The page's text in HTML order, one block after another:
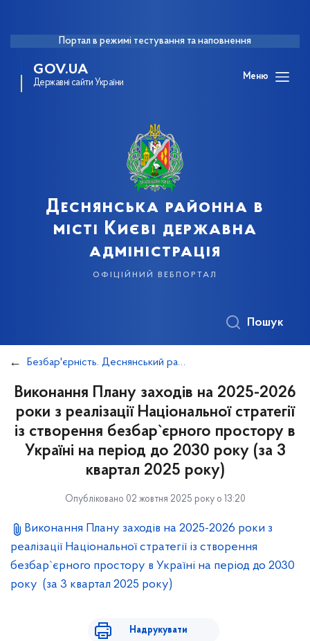
Портал в режимі тестування та наповнення
GOV.UA
Державні сайти України
Меню
Деснянська районна в
місті Києві державна
адміністрація
офіційний вебпортал
Пошук
Безбар'єрність. Деснянський район
Виконання Плану заходів на 2025-2026
роки з реалізації Національної стратегії
із створення безбар`єрного простору в
Україні на період до 2030 року (за 3
квартал 2025 року)
Опубліковано 02 жовтня 2025 року о 13:20
Виконання Плану заходів на 2025-2026 роки з
реалізації Національної стратегії із створення
безбар`єрного простору в Україні на період до 2030
року (за 3 квартал 2025 року)
Надрукувати